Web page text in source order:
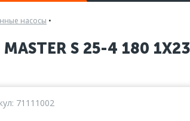
насосы •
S 25-4 180
71111002